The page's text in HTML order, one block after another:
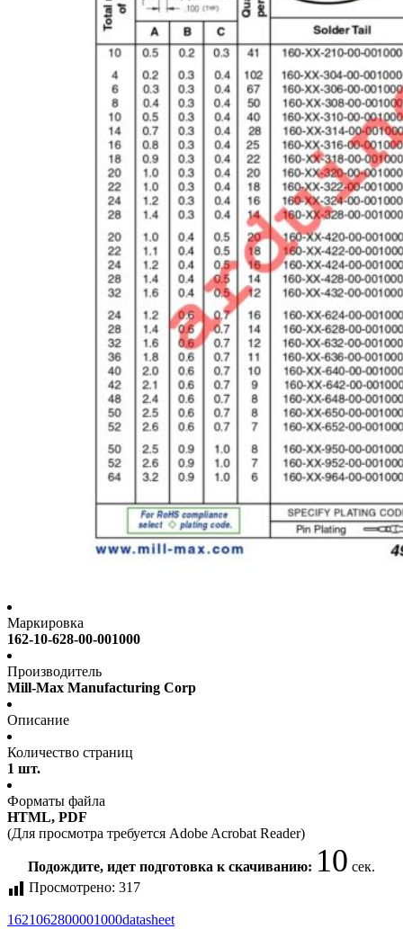
Маркировка
162-10-628-00-001000
Производитель
Mill-Max Manufacturing Corp
Описание
Количество страниц
1 шт.
Форматы файла
HTML, PDF
(Для просмотра требуется Adobe Acrobat Reader)
Подождите, идет подготовка к скачиванию: 10 сек.
Просмотрено: 317
1621062800001000datasheet